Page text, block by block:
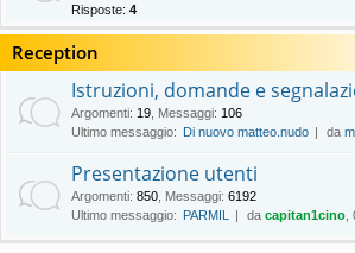
Risposte: 4
Reception
Istruzioni, domande e
Argomenti: 19 Messaggi: 106
Ultimo messaggio: Di nuovo matteo.nudo da
Presentazione utenti
Argomenti: 850 Messaggi: 6192
Ultimo messaggio: PARMIL da capitan1cino